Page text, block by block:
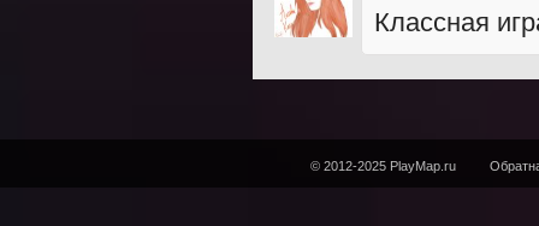
Классная
© 2012-2025 PlayMap.ru